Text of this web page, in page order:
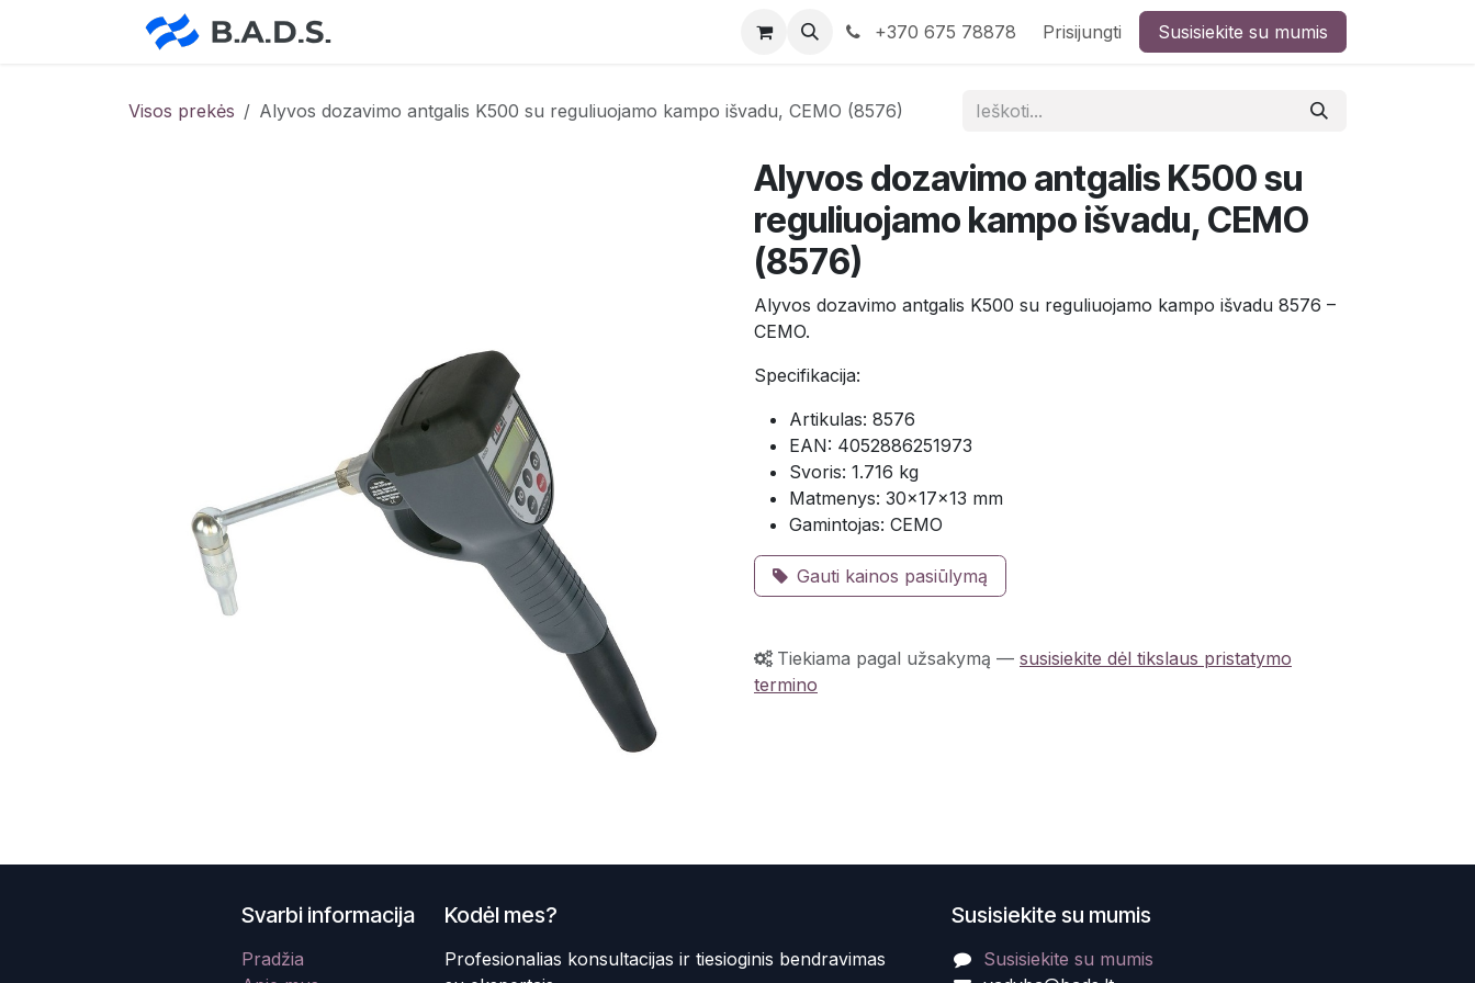
+370 675 78878 Prisijungti Susisiekite su mumis
Visos prekės Alyvos dozavimo antgalis K500 su reguliuojamo kampo išvadu, CEMO (8576)
Alyvos dozavimo antgalis K500 su
reguliuojamo kampo išvadu, CEMO
(8576)
Alyvos dozavimo antgalis K500 su reguliuojamo kampo išvadu 8576 –
CEMO.
Specifikacija:
Artikulas: 8576
EAN: 4052886251973
Svoris: 1.716 kg
Matmenys: 30×17×13 mm
Gamintojas: CEMO
Gauti kainos pasiūlymą
Tiekiama pagal užsakymą — susisiekite dėl tikslaus pristatymo
termino
Susisiekite su mumis
Susisiekite su mumis
Kodėl mes?
Profesionalias konsultacijas ir tiesioginis bendravimas
Svarbi informacija
Pradžia